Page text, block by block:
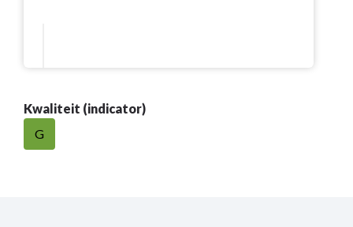
Kwaliteit (indicator)
G